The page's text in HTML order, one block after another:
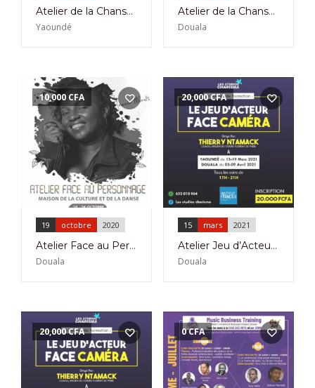
Atelier de la Chanson avec Lydol et Manuel Wandji à Yaoundé le 20 et 27 Février 2021
Yaoundé
Atelier de la Chanson avec Manuel Wandji et Sir Nostra à Douala le 27 Mars 2021
Douala
19 octobre 2020
Atelier Face au Personnage avec Jeanne Mbenti du 19 au 24 Octobre 2020 à la Maison de la Culture et de la Danse à Koumassi
10,000 CFA
Douala
15 mars 2021
Atelier Jeu d’Acteur Face Caméra à l’Institut Français de Douala du 15 au 19 Mars 2021
20,000CFA
Douala
20,000CFA 0CFA